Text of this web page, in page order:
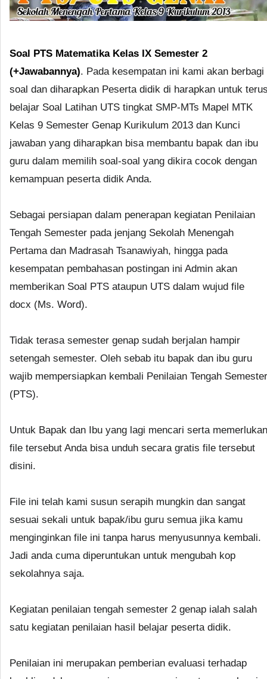
Soal PTS Matematika Kelas IX Semester 2
(+Jawabannya). Pada kesempatan ini kami akan berbagi
soal dan diharapkan Peserta didik di harapkan untuk
belajar Soal Latihan UTS tingkat SMP-MTs Mapel MTK
Kelas 9 Semester Genap Kurikulum 2013 dan Kunci
jawaban yang diharapkan bisa membantu bapak dan ibu
guru dalam memilih soal-soal yang dikira cocok dengan
kemampuan peserta didik Anda.
Sebagai persiapan dalam penerapan kegiatan Penilaian
Tengah Semester pada jenjang Sekolah Menengah
Pertama dan Madrasah Tsanawiyah, hingga pada
kesempatan pembahasan postingan ini Admin akan
memberikan Soal PTS ataupun UTS dalam wujud file
docx (Ms. Word).
Tidak terasa semester genap sudah berjalan hampir
setengah semester. Oleh sebab itu bapak dan ibu guru
wajib mempersiapkan kembali Penilaian Tengah Semester
(PTS).
Untuk Bapak dan Ibu yang lagi mencari serta memerlukan
file tersebut Anda bisa unduh secara gratis file tersebut
disini.
File ini telah kami susun serapih mungkin dan sangat
sesuai sekali untuk bapak/ibu guru semua jika kamu
menginginkan file ini tanpa harus menyusunnya kembali.
Jadi anda cuma diperuntukan untuk mengubah kop
sekolahnya saja.
Kegiatan penilaian tengah semester 2 genap ialah salah
satu kegiatan penilaian hasil belajar peserta didik.
Penilaian ini merupakan pemberian evaluasi terhadap